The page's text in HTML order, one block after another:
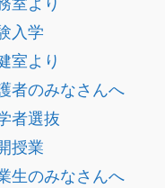
入学
室より
者のみなさんへ
者選抜
授業
生のみなさんへ